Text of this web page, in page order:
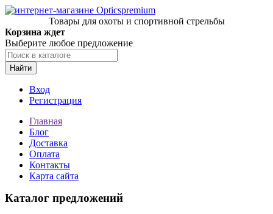
Товары для охоты и спортивной стрельбы
Корзина ждет
Выберите любое предложение
Найти
Вход
Регистрация
Главная
Блог
Доставка
Оплата
Контакты
Карта сайта
Каталог предложений